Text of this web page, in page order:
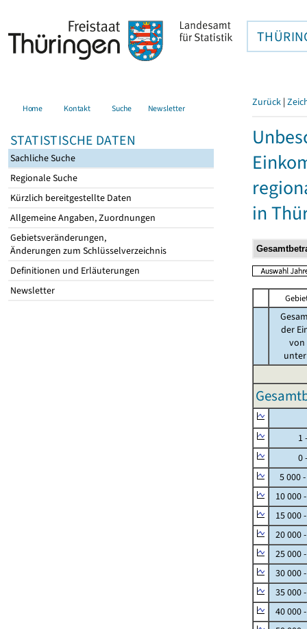
Home Kontakt Suche Newsletter
STATISTISCHE DATEN
Sachliche Suche
Regionale Suche
Kürzlich bereitgestellte Daten
Allgemeine Angaben, Zuordnungen
Gebietsveränderungen,
Änderungen zum Schlüsselverzeichnis
Definitionen und Erläuterungen
Newsletter
Zurück |
in
der
von
unter
1 -
0 -
5 000
10 000
15 000
20 000
25 000
30 000
35 000
40 000